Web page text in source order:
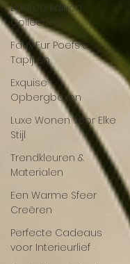
Limited Edition
Collecties
Faux Fur Poefs &
Tapijten
Exquise
Opbergboxen
Luxe Wonen voor Elke
Stijl
Trendkleuren &
Materialen
Een Warme Sfeer
Creëren
Perfecte Cadeaus
voor Interieurlief